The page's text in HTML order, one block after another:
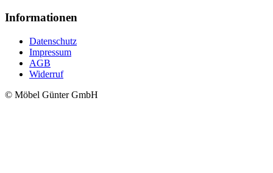
Informationen
Datenschutz
Impressum
AGB
Widerruf
© Möbel Günter GmbH